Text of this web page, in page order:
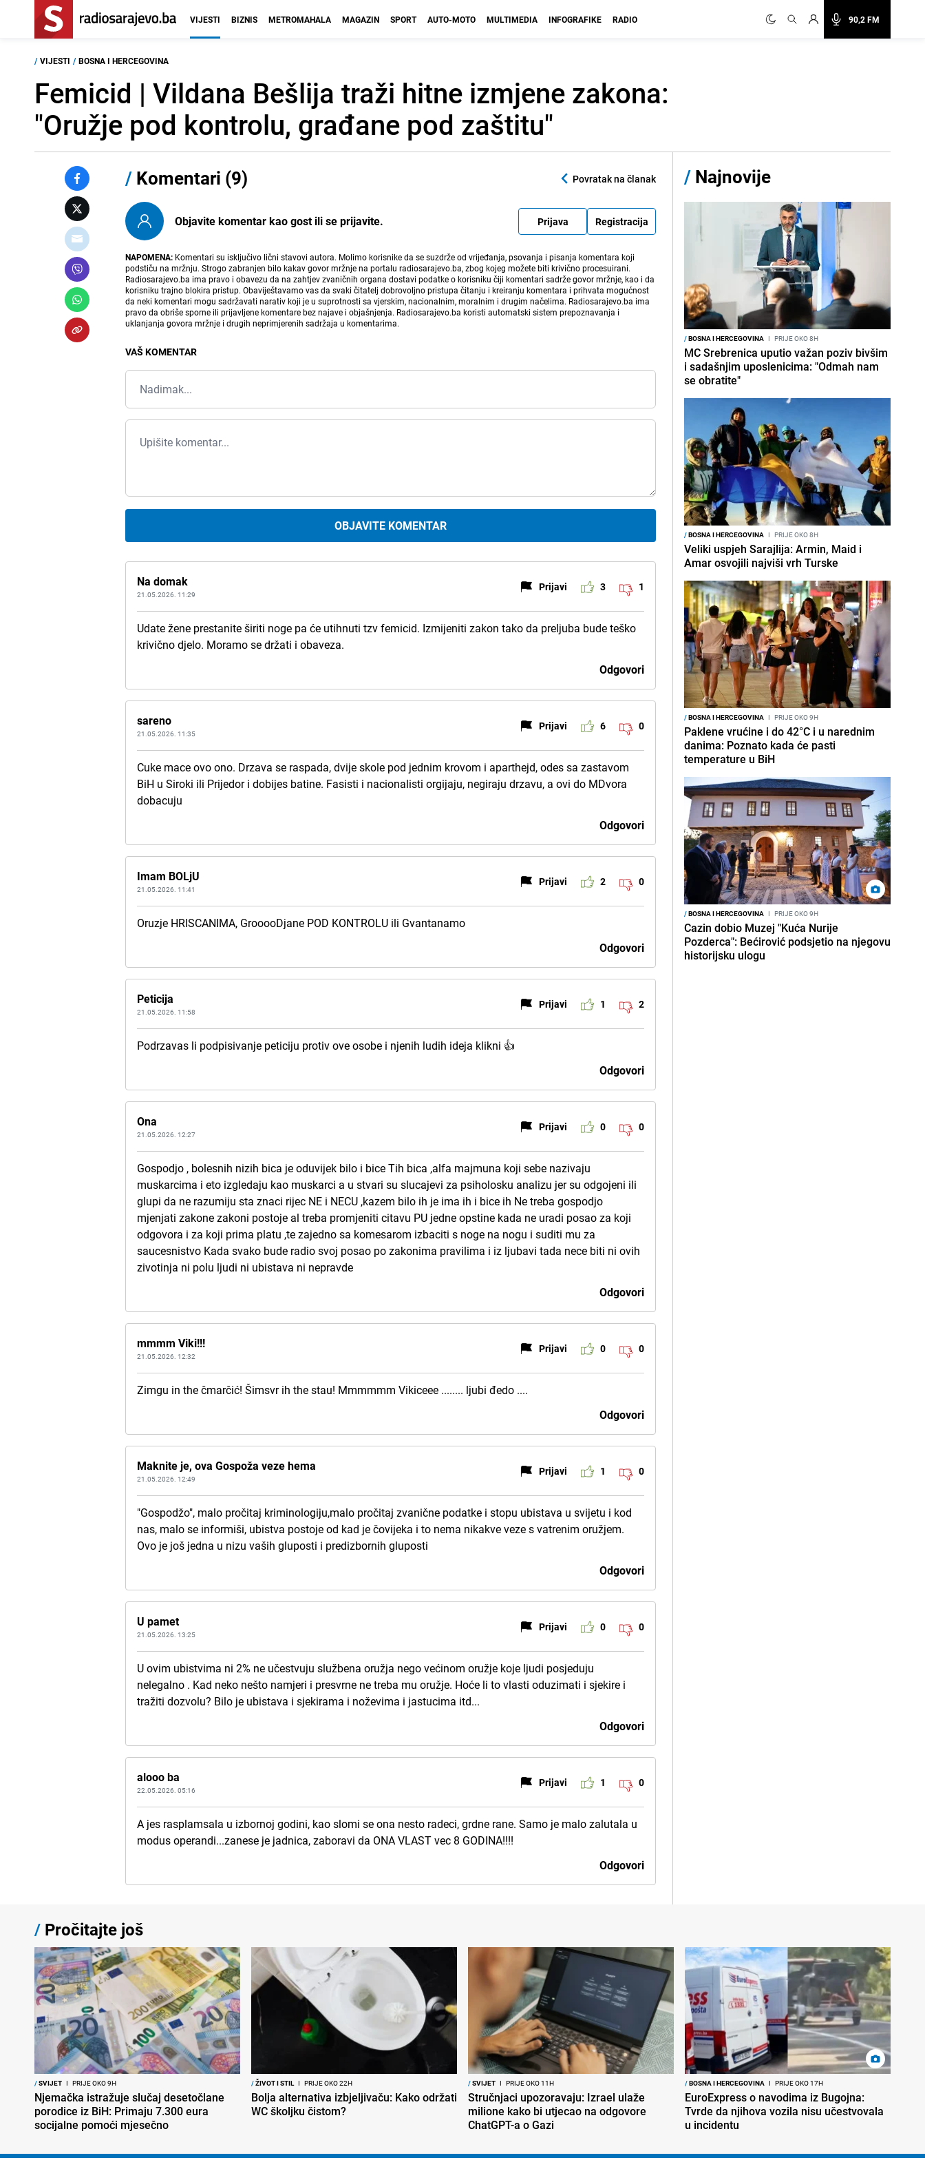
90,2 FM
VIJESTI BIZNIS METROMAHALA MAGAZIN SPORT AUTO-MOTO MULTIMEDIA INFOGRAFIKE RADIO
/ VIJESTI / BOSNA I HERCEGOVINA
Femicid | Vildana Bešlija traži hitne izmjene zakona:
"Oružje pod kontrolu, građane pod zaštitu"
/ Komentari (9) Povratak na članak
Objavite komentar kao gost ili se prijavite. Prijava Registracija
NAPOMENA: Komentari su isključivo lični stavovi autora. Molimo korisnike da se suzdrže od vrijeđanja, psovanja i pisanja komentara koji
podstiču na mržnju. Strogo zabranjen bilo kakav govor mržnje na portalu radiosarajevo.ba, zbog kojeg možete biti krivično procesuirani.
Radiosarajevo.ba ima pravo i obavezu da na zahtjev zvaničnih organa dostavi podatke o korisniku čiji komentari sadrže govor mržnje, kao i da
korisniku trajno blokira pristup. Obaviještavamo vas da svaki čitatelj dobrovoljno pristupa čitanju i kreiranju komentara i prihvata mogućnost
da neki komentari mogu sadržavati narativ koji je u suprotnosti sa vjerskim, nacionalnim, moralnim i drugim načelima. Radiosarajevo.ba ima
pravo da obriše sporne ili prijavljene komentare bez najave i objašnjenja. Radiosarajevo.ba koristi automatski sistem prepoznavanja i
uklanjanja govora mržnje i drugih neprimjerenih sadržaja u komentarima.
VAŠ KOMENTAR
OBJAVITE KOMENTAR
Na domak
21.05.2026. 11:29
Prijavi 3 1
Udate žene prestanite širiti noge pa će utihnuti tzv femicid. Izmijeniti zakon tako da preljuba bude teško
krivično djelo. Moramo se držati i obaveza.
Odgovori
sareno
21.05.2026. 11:35
Prijavi 6 0
Cuke mace ovo ono. Drzava se raspada, dvije skole pod jednim krovom i aparthejd, odes sa zastavom
BiH u Siroki ili Prijedor i dobijes batine. Fasisti i nacionalisti orgijaju, negiraju drzavu, a ovi do MDvora
dobacuju
Odgovori
Imam BOLjU
21.05.2026. 11:41
Prijavi 2 0
Oruzje HRISCANIMA, GrooooDjane POD KONTROLU ili Gvantanamo
Odgovori
Peticija
21.05.2026. 11:58
Prijavi 1 2
Podrzavas li podpisivanje peticiju protiv ove osobe i njenih ludih ideja klikni 👍
Odgovori
Ona
21.05.2026. 12:27
Prijavi 0 0
Gospodjo , bolesnih nizih bica je oduvijek bilo i bice Tih bica ,alfa majmuna koji sebe nazivaju
muskarcima i eto izgledaju kao muskarci a u stvari su slucajevi za psiholosku analizu jer su odgojeni ili
glupi da ne razumiju sta znaci rijec NE i NECU ,kazem bilo ih je ima ih i bice ih Ne treba gospodjo
mjenjati zakone zakoni postoje al treba promjeniti citavu PU jedne opstine kada ne uradi posao za koji
odgovora i za koji prima platu ,te zajedno sa komesarom izbaciti s noge na nogu i suditi mu za
saucesnistvo Kada svako bude radio svoj posao po zakonima pravilima i iz ljubavi tada nece biti ni ovih
zivotinja ni polu ljudi ni ubistava ni nepravde
Odgovori
mmmm Viki!!!
21.05.2026. 12:32
Prijavi 0 0
Zimgu in the čmarčić! Šimsvr ih the stau! Mmmmmm Vikiceee ........ ljubi đedo ....
Odgovori
Maknite je, ova Gospoža veze hema
21.05.2026. 12:49
Prijavi 1 0
"Gospodžo", malo pročitaj kriminologiju,malo pročitaj zvanične podatke i stopu ubistava u svijetu i kod
nas, malo se informiši, ubistva postoje od kad je čovijeka i to nema nikakve veze s vatrenim oružjem.
Ovo je još jedna u nizu vaših gluposti i predizbornih gluposti
Odgovori
U pamet
21.05.2026. 13:25
Prijavi 0 0
U ovim ubistvima ni 2% ne učestvuju službena oružja nego većinom oružje koje ljudi posjeduju
nelegalno . Kad neko nešto namjeri i presvrne ne treba mu oružje. Hoće li to vlasti oduzimati i sjekire i
tražiti dozvolu? Bilo je ubistava i sjekirama i noževima i jastucima itd...
Odgovori
alooo ba
22.05.2026. 05:16
Prijavi 1 0
A jes rasplamsala u izbornoj godini, kao slomi se ona nesto radeci, grdne rane. Samo je malo zalutala u
modus operandi...zanese je jadnica, zaboravi da ONA VLAST vec 8 GODINA!!!!
Odgovori
/ Najnovije
/BOSNA I HERCEGOVINA I PRIJE OKO 8H
MC Srebrenica uputio važan poziv bivšim
i sadašnjim uposlenicima: "Odmah nam
se obratite"
/BOSNA I HERCEGOVINA I PRIJE OKO 8H
Veliki uspjeh Sarajlija: Armin, Maid i
Amar osvojili najviši vrh Turske
/BOSNA I HERCEGOVINA I PRIJE OKO 9H
Paklene vrućine i do 42°C i u narednim
danima: Poznato kada će pasti
temperature u BiH
/BOSNA I HERCEGOVINA I PRIJE OKO 9H
Cazin dobio Muzej "Kuća Nurije
Pozderca": Bećirović podsjetio na njegovu
historijsku ulogu
/ Pročitajte još
/SVIJET I PRIJE OKO 9H
Njemačka istražuje slučaj desetočlane
porodice iz BiH: Primaju 7.300 eura
socijalne pomoći mjesečno
/ŽIVOT I STIL I PRIJE OKO 22H
Bolja alternativa izbjeljivaču: Kako održati
WC školjku čistom?
/SVIJET I PRIJE OKO 11H
Stručnjaci upozoravaju: Izrael ulaže
milione kako bi utjecao na odgovore
ChatGPT-a o Gazi
/BOSNA I HERCEGOVINA I PRIJE OKO 17H
EuroExpress o navodima iz Bugojna:
Tvrde da njihova vozila nisu učestvovala
u incidentu